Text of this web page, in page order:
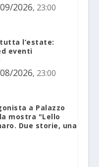
2026, 23:00
l’estate:
eventi
2026, 23:00
a Palazzo
mostra "Lello
Due storie, una